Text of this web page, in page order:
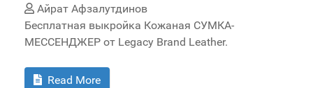
Айрат Афзалутдинов
Бесплатная выкройка Кожаная СУМКА-
МЕССЕНДЖЕР от Legacy Brand Leather.
Read More